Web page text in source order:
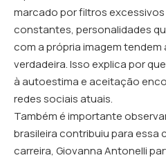
marcado por filtros
constantes, personalidades
com a própria imagem
verdadeira. Isso explica por
à autoestima e aceitação
redes sociais atuais.
Também é importante
brasileira contribuiu para essa
carreira, Giovanna Antonelli